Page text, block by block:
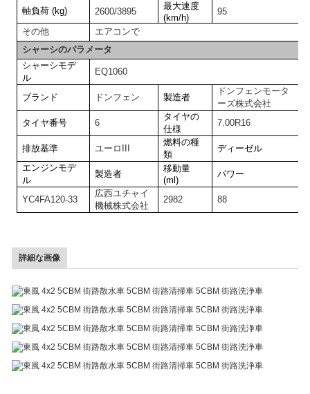
軸負荷 (kg) 2600/3895
最大速度
(km/h)
95
その他
エアコンで
シャーシのパラメータ
シャーシモデ
ル
EQ1060
ブランド ドンフェン 製造者
ドンフェンモータ
ーズ株式会社
タイヤ番号
6
タイヤの
仕様
7.00R16
排放基準 ユーロIII
燃料の種
類
ディーゼル
エンジンモデ
ル
製造者
移動量
(ml)
パワー
YC4FA120-33
広西ユチャイ
機械株式会社
2982 88
詳細な画像